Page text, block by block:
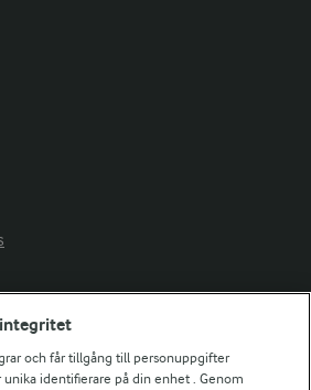
och får tillgång till personuppgifter
unika identifierare på din enhet . Genom